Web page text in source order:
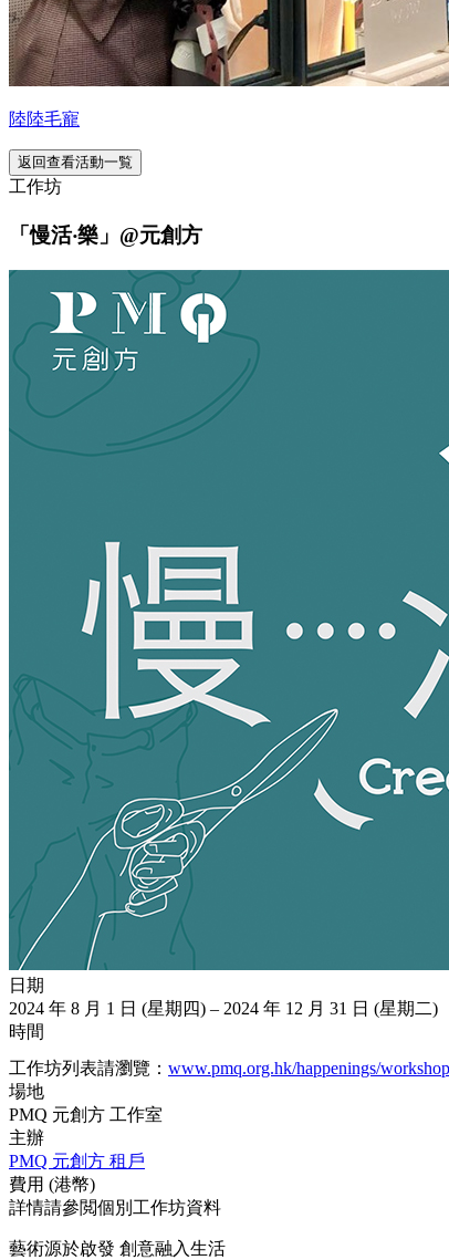
陸陸毛寵
返回查看活動一覧
工作坊
「慢活‧樂」@元創方
日期
2024 年 8 月 1 日 (星期四) – 2024 年 12 月 31 日 (星期二)
時間
工作坊列表請瀏覽： www.pmq.org.hk/happenings/
場地
PMQ 元創方 工作室
主辦
PMQ 元創方 租戶
費用 (港幣)
詳情請參閲個別工作坊資料
藝術源於啟發 創意融入生活